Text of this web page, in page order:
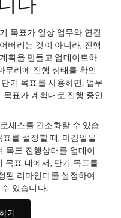
다
목표가 일상 업무와 연결
버리는 것이 아니라, 진행
획을 만들고 업데이트하
무리에 진행 상태를 확인
기 목표를 사용하면, 업무
표가 계획대로 진행 중인
세스를 간소화할 수 있습
를 설정할 때, 마감일을
목표 진행상태를 업데이
목표 내에서, 단기 목표를
된 리마인더를 설정하여
있습니다.
기